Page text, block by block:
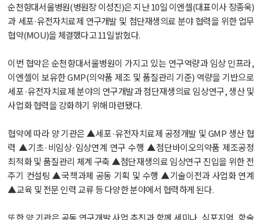
순천향대서울병원(병원장 이성진)은 지난 10일 이엔셀(대표이사 장종욱)
과 세포·유전자치료제 연구개발 및 첨단재생의료 분야 협력을 위한 업무
협약(MOU)을 체결했다고 11일 밝혔다.
이번 협약은 순천향대서울병원이 가지고 있는 연구역량과 임상 인프라,
이엔셀이 보유한 GMP(의약품 제조 및 품질관리 기준) 역량을 기반으로
세포·유전자치료제 분야의 연구개발과 첨단재생의료 임상연구, 생산 및
사업화 협력을 강화하기 위해 마련됐다.
협약에 따라 양 기관은 ▲세포·유전자치료제 공정개발 및 GMP 생산 협
력 ▲기초·비임상·임상연계 연구 수행 ▲첨단바이오의약품 제조공정
최적화 및 품질관리 체계 구축 ▲첨단재생의료 임상연구 진입을 위한 전
주기 컨설팅 ▲국책과제 공동 기획 및 수행 ▲기술이전과 사업화 연계
▲교육 및 전문 인력 교류 등 다양한 분야에서 협력하게 된다.